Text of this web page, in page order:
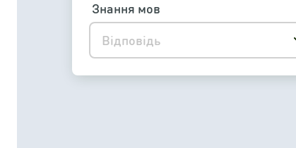
Відповідь
Знання мов